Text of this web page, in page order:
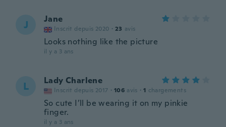
J Jane
Inscrit depuis 2020 · 23 avis
Looks nothing like the picture
il y a 3 ans
L Lady Charlene
Inscrit depuis 2017 · 106 avis · 1 chargements
So cute I’ll be wearing it on my pinkie
finger.
il y a 3 ans